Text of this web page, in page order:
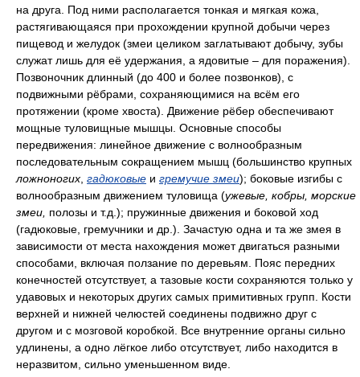
на друга. Под ними располагается тонкая и мягкая кожа,
растягивающаяся при прохождении крупной добычи через
пищевод и желудок (змеи целиком заглатывают добычу, зубы
служат лишь для её удержания, а ядовитые – для поражения).
Позвоночник длинный (до 400 и более позвонков), с
подвижными рёбрами, сохраняющимися на всём его
протяжении (кроме хвоста). Движение рёбер обеспечивают
мощные туловищные мышцы. Основные способы
передвижения: линейное движение с волнообразным
последовательным сокращением мышц (большинство крупных
ложноногих гадюковые и гремучие змеи); боковые изгибы с
волнообразным движением туловища (ужевые, кобры, морские
змеи, полозы и т.д.); пружинные движения и боковой ход
(гадюковые, гремучники и др.). Зачастую одна и та же змея в
зависимости от места нахождения может двигаться разными
способами, включая ползание по деревьям. Пояс передних
конечностей отсутствует, а тазовые кости сохраняются только у
удавовых и некоторых других самых примитивных групп. Кости
верхней и нижней челюстей соединены подвижно друг с
другом и с мозговой коробкой. Все внутренние органы сильно
удлинены, а одно лёгкое либо отсутствует, либо находится в
неразвитом, сильно уменьшенном виде.